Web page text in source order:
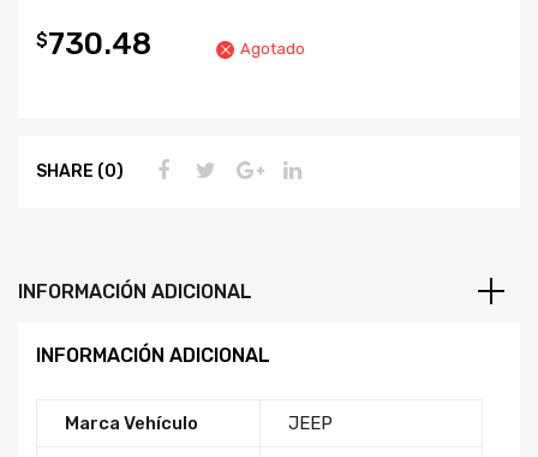
$730.48 Agotado
SHARE (0)
INFORMACIÓN ADICIONAL
INFORMACIÓN ADICIONAL
Marca Vehículo JEEP